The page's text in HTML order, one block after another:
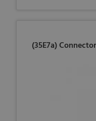
(35E7a)